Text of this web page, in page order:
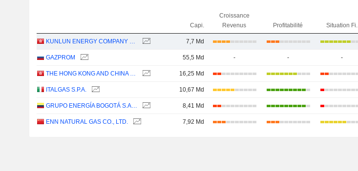
Capi.
Croissance
Revenus
Profitabilité Situation Fi.
KUNLUN ENERGY COMPANY LIMITED 7,7 Md
GAZPROM 55,5 Md - - -
THE HONG KONG AND CHINA GAS COMPANY LIMITED 16,25 Md
ITALGAS S.P.A. 10,67 Md
GRUPO ENERGÍA BOGOTÁ S.A. E.S.P. 8,41 Md
ENN NATURAL GAS CO., LTD. 7,92 Md